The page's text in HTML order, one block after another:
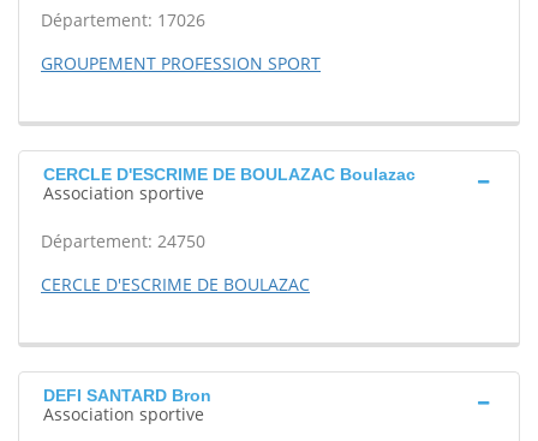
Département: 17026
GROUPEMENT PROFESSION SPORT
CERCLE D'ESCRIME DE BOULAZAC Boulazac
Association sportive
Département: 24750
CERCLE D'ESCRIME DE BOULAZAC
DEFI SANTARD Bron
Association sportive